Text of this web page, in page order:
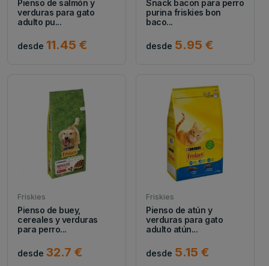
Pienso de salmón y
verduras para gato
adulto pu...
desde 11.45 €
Snack bacon para perro
purina friskies bon
baco...
desde 5.95 €
Friskies
Pienso de buey,
cereales y verduras
para perro...
desde 32.7 €
Friskies
Pienso de atún y
verduras para gato
adulto atún...
desde 5.15 €